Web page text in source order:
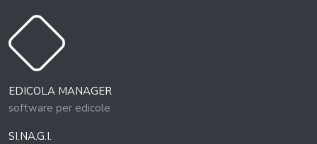
EDICOLA MANAGER
software per edicole
SI.NA.G.I.